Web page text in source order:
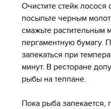
Очистите стейк лосося
посыпьте черным
смажьте растительным
пергаментную бумагу.
запекаться при
минут. В ресторане
рыбы на теппане.
Пока рыба запекается,